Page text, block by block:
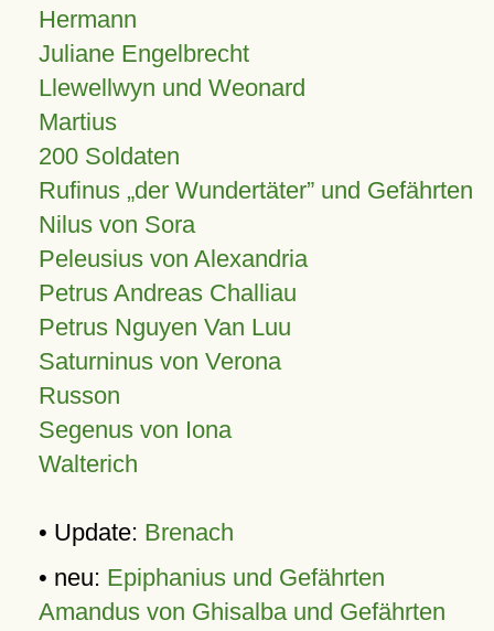
Hermann
Juliane Engelbrecht
Llewellwyn und Weonard
Martius
200 Soldaten
Rufinus „der Wundertäter” und Gefährten
Nilus von Sora
Peleusius von Alexandria
Petrus Andreas Challiau
Petrus Nguyen Van Luu
Saturninus von Verona
Russon
Segenus von Iona
Walterich
• Update: Brenach
• neu: Epiphanius und Gefährten
Amandus von Ghisalba und Gefährten